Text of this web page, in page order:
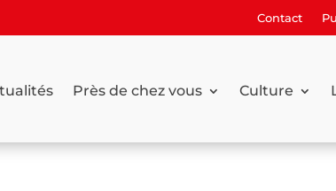
Contact
Près de chez vous Culture